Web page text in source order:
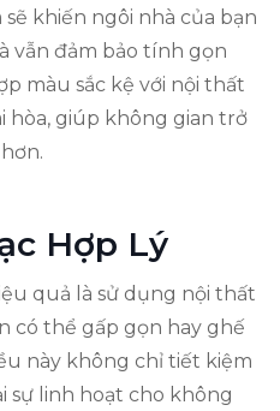
khiến ngôi nhà của bạn
vẫn đảm bảo tính gọn
màu sắc kệ với nội thất
hòa, giúp không gian trở
Hợp Lý
quả là sử dụng nội thất
có thể gấp gọn hay ghế
này không chỉ tiết kiệm
sự linh hoạt cho không